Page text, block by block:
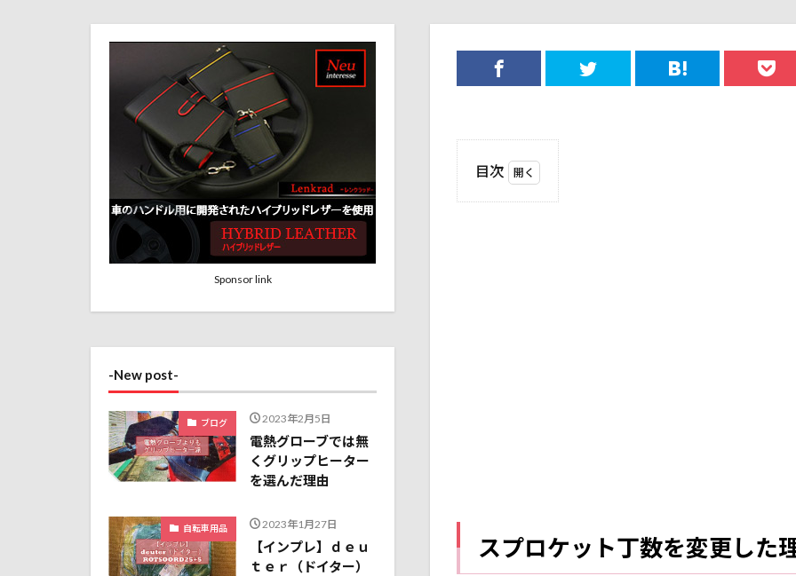
目次
道路
スプロケット丁数を変更した
Sponsor link
-New post-
ブログ 2023年2月5日
電熱グローブでは無
くグリップヒーター
を選んだ理由
自転車用品 2023年1月27日
【インプレ】ｄｅｕ
ｔｅｒ（ドイター）